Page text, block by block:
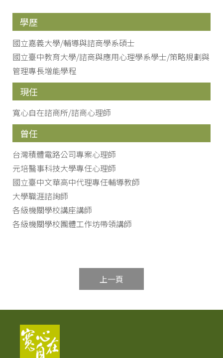
學歷
國立嘉義大學/輔導與諮商學系碩士
國立臺中教育大學/諮商與應用心理學系學士/策略規劃與
管理專長增能學程
現任
寬心自在諮商所/諮商心理師
曾任
台灣積體電路公司專案心理師
元培醫事科技大學專任心理師
國立臺中文華高中代理專任輔導教師
大學職涯諮詢師
各級機關學校講座講師
各級機關學校團體工作坊帶領講師
上一頁